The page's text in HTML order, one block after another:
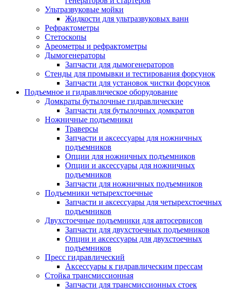
Ультразвуковые мойки
Жидкости для ультразвуковых ванн
Рефрактометры
Стетоскопы
Ареометры и рефрактометры
Дымогенераторы
Запчасти для дымогенераторов
Стенды для промывки и тестирования форсунок
Запчасти для установок чистки форсунок
Подъемное и гидравлическое оборудование
Домкраты бутылочные гидравлические
Запчасти для бутылочных домкратов
Ножничные подъемники
Траверсы
Запчасти и аксессуары для ножничных
подъемников
Опции для ножничных подъемников
Опции и аксессуары для ножничных
подъемников
Запчасти для ножничных подъемников
Подъемники четырехстоечные
Запчасти и аксессуары для четырехстоечных
подъемников
Двухстоечные подъемники для автосервисов
Запчасти для двухстоечных подъемников
Опции и аксессуары для двухстоечных
подъемников
Пресс гидравлический
Аксессуары к гидравлическим прессам
Стойка трансмиссионная
Запчасти для трансмиссионных стоек